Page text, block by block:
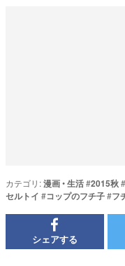
カテゴリ:漫画•生活#2015秋#
セルトイ #コップのフチ子#フ
シェアする